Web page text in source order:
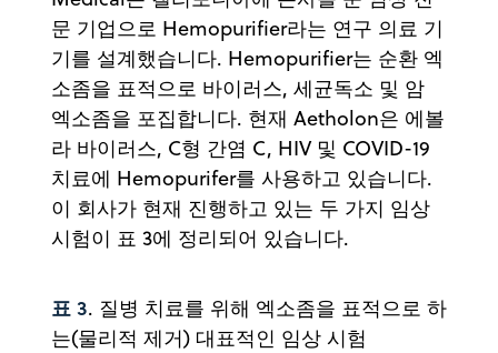
문 기업으로 Hemopurifier라는 연구 의료 기
기를 설계했습니다. Hemopurifier는 순환 엑
소좀을 표적으로 바이러스, 세균독소 및 암
엑소좀을 포집합니다. 현재 Aetholon은 에볼
라 바이러스, C형 간염 C, HIV 및 COVID-19
치료에 Hemopurifer를 사용하고 있습니다.
이 회사가 현재 진행하고 있는 두 가지 임상
시험이 표 3에 정리되어 있습니다.
표 3. 질병 치료를 위해 엑소좀을 표적으로 하
는(물리적 제거) 대표적인 임상 시험